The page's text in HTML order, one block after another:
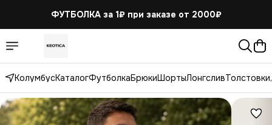
ФУТБОЛКА за 1₽ при заказе от 2000₽
КолумбусКаталогФутболкаБрюкиШортыЛонгслив